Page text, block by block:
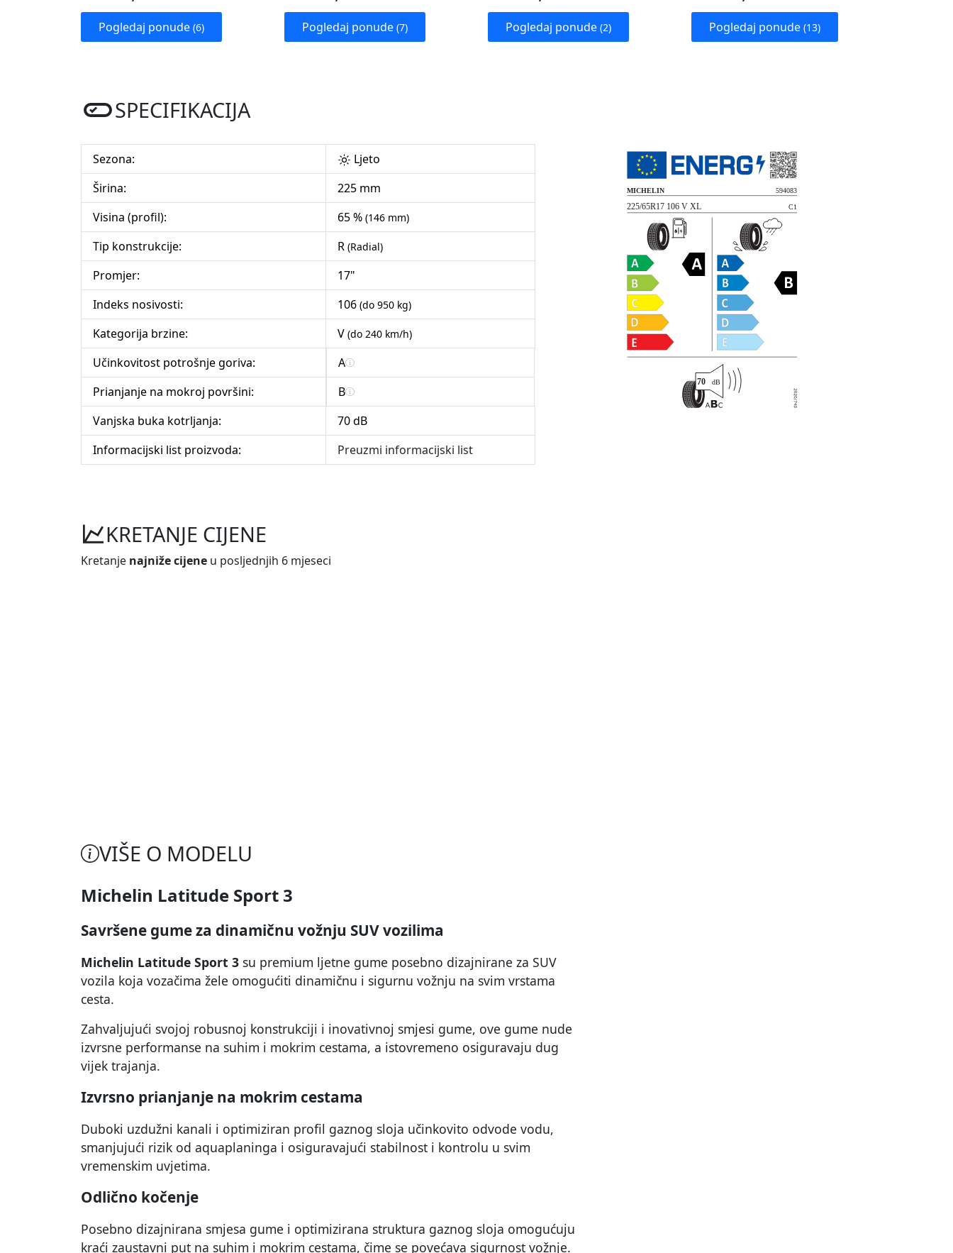
Pogledaj ponude (6) Pogledaj ponude (7) Pogledaj ponude (2) Pogledaj ponude (13)
SPECIFIKACIJA
Sezona:
Ljeto
Širina:
225 mm
Visina (profil):
65 % (146 mm)
Tip konstrukcije: R (Radial)
Promjer:
17"
Indeks nosivosti:
106 (do 950 kg)
Kategorija brzine: V (do 240 km/h)
Učinkovitost potrošnje goriva:
A
Prianjanje na mokroj površini:
B
Vanjska buka kotrljanja:
70 dB
Informacijski list proizvoda:
Preuzmi informacijski list
KRETANJE CIJENE
Kretanje najniže cijene u posljednjih 6 mjeseci
VIŠE O MODELU
Michelin Latitude Sport 3
Savršene gume za dinamičnu vožnju SUV vozilima
Michelin Latitude Sport 3 su premium ljetne gume posebno dizajnirane za SUV
vozila koja vozačima žele omogućiti dinamičnu i sigurnu vožnju na svim vrstama
cesta.
Zahvaljujući svojoj robusnoj konstrukciji i inovativnoj smjesi gume, ove gume nude
izvrsne performanse na suhim i mokrim cestama, a istovremeno osiguravaju dug
vijek trajanja.
Izvrsno prianjanje na mokrim cestama
Duboki uzdužni kanali i optimiziran profil gaznog sloja učinkovito odvode vodu,
smanjujući rizik od aquaplaninga i osiguravajući stabilnost i kontrolu u svim
vremenskim uvjetima.
Odlično kočenje
Posebno dizajnirana smjesa gume i optimizirana struktura gaznog sloja omogućuju
kraći zaustavni put na suhim i mokrim cestama, čime se povećava sigurnost vožnje.